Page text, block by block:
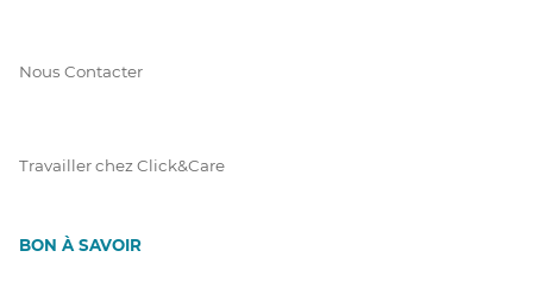
Nous Contacter
Travailler chez Click&Care
BON À SAVOIR